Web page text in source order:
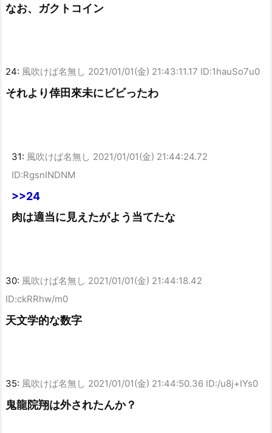
なお、ガクトコイン
24: 風吹けば名無し 2021/01/01(金) 21:43:11.17 ID:1hauSo7u0
それより倖田來未にビビったわ
31: 風吹けば名無し 2021/01/01(金) 21:44:24.72
ID:RgsnINDNM
>>24
肉は適当に見えたがよう当てたな
30: 風吹けば名無し 2021/01/01(金) 21:44:18.42
ID:ckRRhw/m0
天文学的な数字
35: 風吹けば名無し 2021/01/01(金) 21:44:50.36 ID:/u8j+IYs0
鬼龍院翔は外されたんか？